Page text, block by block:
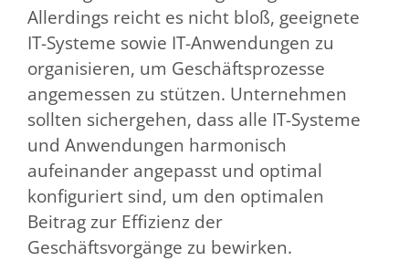
Allerdings reicht es nicht bloß, geeignete
IT-Systeme sowie IT-Anwendungen zu
organisieren, um Geschäftsprozesse
angemessen zu stützen. Unternehmen
sollten sichergehen, dass alle IT-Systeme
und Anwendungen harmonisch
aufeinander angepasst und optimal
konfiguriert sind, um den optimalen
Beitrag zur Effizienz der
Geschäftsvorgänge zu bewirken.